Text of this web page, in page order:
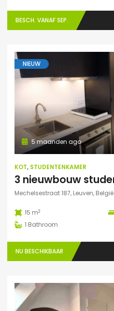
BESCH. VANAF SEP.
NIEUW
5 maanden ago
KOT, STUDENTENKAMER
Mechelsestraat 187, Leuven, België
15 m2
1 Bathroom
NU BESCHIKBAAR